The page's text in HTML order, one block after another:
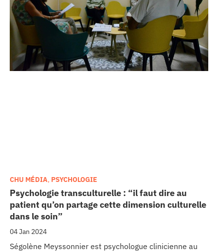
Psychologie transculturelle : “il faut dire au
patient qu’on partage cette dimension culturelle
dans le soin”
04 Jan 2024
CHU MÉDIA, PSYCHOLOGIE
Ségolène Meyssonnier est psychologue clinicienne au